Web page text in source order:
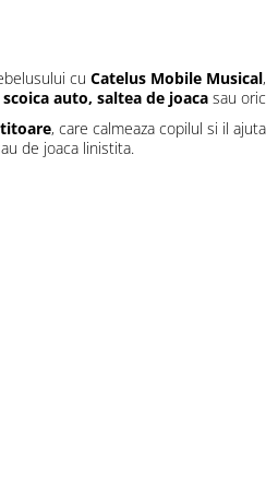
cu Catelus Mobile Musical
auto, saltea de joaca sau
, care calmeaza copilul si il
de joaca linistita.